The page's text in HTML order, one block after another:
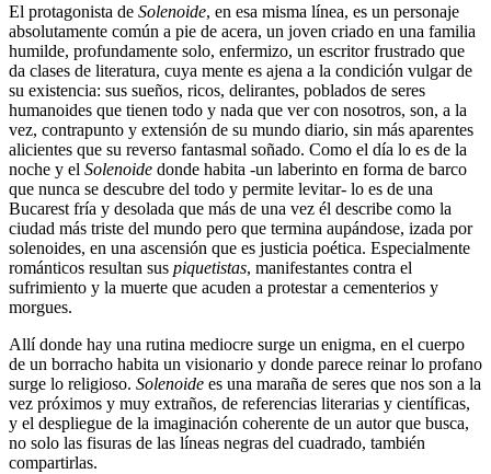
El protagonista de Solenoide, en esa misma línea, es un personaje
absolutamente común a pie de acera, un joven criado en una familia
humilde, profundamente solo, enfermizo, un escritor frustrado que
da clases de literatura, cuya mente es ajena a la condición vulgar de
su existencia: sus sueños, ricos, delirantes, poblados de seres
humanoides que tienen todo y nada que ver con nosotros, son, a la
vez, contrapunto y extensión de su mundo diario, sin más aparentes
alicientes que su reverso fantasmal soñado. Como el día lo es de la
noche y el Solenoide donde habita -un laberinto en forma de barco
que nunca se descubre del todo y permite levitar- lo es de una
Bucarest fría y desolada que más de una vez él describe como la
ciudad más triste del mundo pero que termina aupándose, izada por
solenoides, en una ascensión que es justicia poética. Especialmente
románticos resultan sus piquetistas, manifestantes contra el
sufrimiento y la muerte que acuden a protestar a cementerios y
morgues.
Allí donde hay una rutina mediocre surge un enigma, en el cuerpo
de un borracho habita un visionario y donde parece reinar lo profano
surge lo religioso. Solenoide es una maraña de seres que nos son a la
vez próximos y muy extraños, de referencias literarias y científicas,
y el despliegue de la imaginación coherente de un autor que busca,
no solo las fisuras de las líneas negras del cuadrado, también
compartirlas.